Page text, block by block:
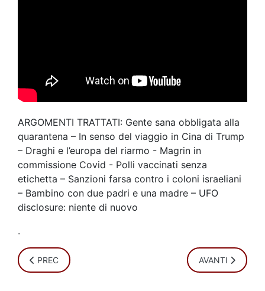
ARGOMENTI TRATTATI: Gente sana obbligata alla
quarantena – In senso del viaggio in Cina di Trump
– Draghi e l’europa del riarmo - Magrin in
commissione Covid - Polli vaccinati senza
etichetta – Sanzioni farsa contro i coloni israeliani
– Bambino con due padri e una madre – UFO
disclosure: niente di nuovo
.
ARTICOLO PRECEDENTE: COMMENTI LIBERI 23 MAGGIO
PREC ARTICOLO
AVANTI